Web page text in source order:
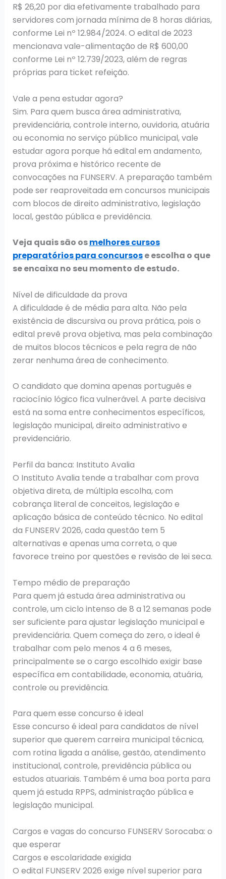
R$ 26,20 por dia efetivamente trabalhado para
servidores com jornada mínima de 8 horas diárias,
conforme Lei nº 12.984/2024. O edital de 2023
mencionava vale-alimentação de R$ 600,00
conforme Lei nº 12.739/2023, além de regras
próprias para ticket refeição.
Vale a pena estudar agora?
Sim. Para quem busca área administrativa,
previdenciária, controle interno, ouvidoria, atuária
ou economia no serviço público municipal, vale
estudar agora porque há edital em andamento,
prova próxima e histórico recente de
convocações na FUNSERV. A preparação também
pode ser reaproveitada em concursos municipais
com blocos de direito administrativo, legislação
local, gestão pública e previdência.
Veja quais são osmelhores cursos
preparatórios para concursose escolha o que
se encaixa no seu momento de estudo.
Nível de dificuldade da prova
A dificuldade é de média para alta. Não pela
existência de discursiva ou prova prática, pois o
edital prevê prova objetiva, mas pela combinação
de muitos blocos técnicos e pela regra de não
zerar nenhuma área de conhecimento.
O candidato que domina apenas português e
raciocínio lógico fica vulnerável. A parte decisiva
está na soma entre conhecimentos específicos,
legislação municipal, direito administrativo e
previdenciário.
Perfil da banca: Instituto Avalia
O Instituto Avalia tende a trabalhar com prova
objetiva direta, de múltipla escolha, com
cobrança literal de conceitos, legislação e
aplicação básica de conteúdo técnico. No edital
da FUNSERV 2026, cada questão tem 5
alternativas e apenas uma correta, o que
favorece treino por questões e revisão de lei seca.
Tempo médio de preparação
Para quem já estuda área administrativa ou
controle, um ciclo intenso de 8 a 12 semanas pode
ser suficiente para ajustar legislação municipal e
previdenciária. Quem começa do zero, o ideal é
trabalhar com pelo menos 4 a 6 meses,
principalmente se o cargo escolhido exigir base
específica em contabilidade, economia, atuária,
controle ou previdência.
Para quem esse concurso é ideal
Esse concurso é ideal para candidatos de nível
superior que querem carreira municipal técnica,
com rotina ligada a análise, gestão, atendimento
institucional, controle, previdência pública ou
estudos atuariais. Também é uma boa porta para
quem já estuda RPPS, administração pública e
legislação municipal.
Cargos e vagas do concurso FUNSERV Sorocaba: o
que esperar
Cargos e escolaridade exigida
O edital FUNSERV 2026 exige nível superior para